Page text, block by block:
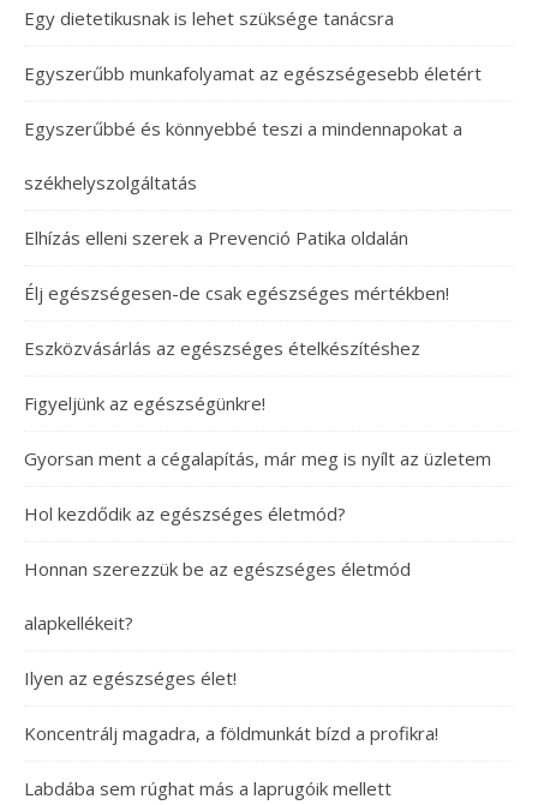
Egy dietetikusnak is lehet szüksége tanácsra
Egyszerűbb munkafolyamat az egészségesebb életért
Egyszerűbbé és könnyebbé teszi a mindennapokat a
székhelyszolgáltatás
Elhízás elleni szerek a Prevenció Patika oldalán
Élj egészségesen-de csak egészséges mértékben!
Eszközvásárlás az egészséges ételkészítéshez
Figyeljünk az egészségünkre!
Gyorsan ment a cégalapítás, már meg is nyílt az üzletem
Hol kezdődik az egészséges életmód?
Honnan szerezzük be az egészséges életmód
alapkellékeit?
Ilyen az egészséges élet!
Koncentrálj magadra, a földmunkát bízd a profikra!
Labdába sem rúghat más a laprugóik mellett